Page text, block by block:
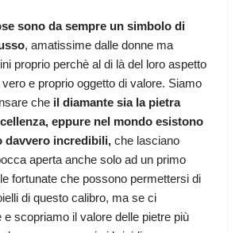
sono da sempre un simbolo di
, amatissime dalle donne ma
proprio perchè al di là del loro aspetto
e proprio oggetto di valore. Siamo
che il diamante sia la pietra
eppure nel mondo esistono
davvero incredibili, che lasciano
aperta anche solo ad un primo
fortunate che possono permettersi di
di questo calibro, ma se ci
e scopriamo il valore delle pietre più